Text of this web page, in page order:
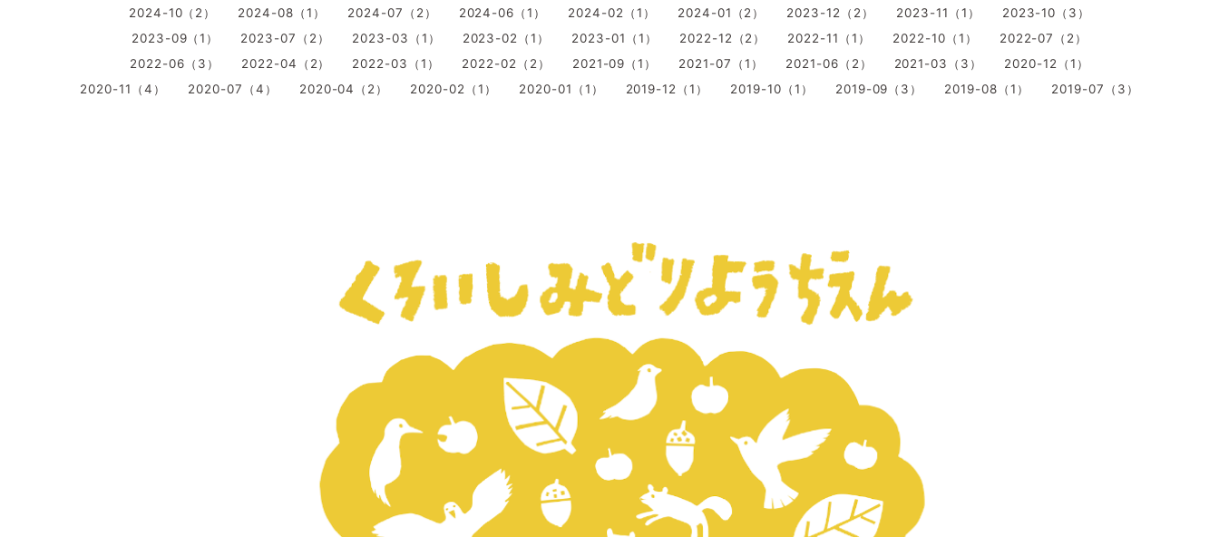
2024-10（2）
2024-08（1） 2024-07（2） 2024-06（1） 2024-02（1） 2024-01（2） 2023-12（2） 2023-11（1）
2023-10（3）
2023-09（1）
2023-07（2） 2023-03（1） 2023-02（1） 2023-01（1） 2022-12（2） 2022-11（1） 2022-10（1）
2022-07（2）
2022-06（3）
2022-04（2） 2022-03（1） 2022-02（2） 2021-09（1） 2021-07（1） 2021-06（2） 2021-03（3）
2020-12（1）
2020-11（4）
2020-07（4） 2020-04（2） 2020-02（1） 2020-01（1） 2019-12（1） 2019-10（1） 2019-09（3） 2019-08（1） 2019-07（3）